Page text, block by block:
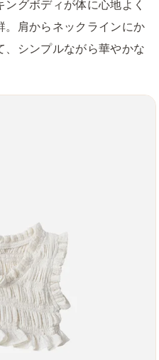
グボディが体に心地よく
。肩からネックラインにか
、シンプルながら華やかな